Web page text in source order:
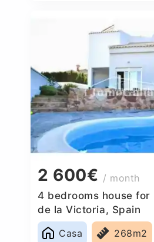
2 600€ / month
4 bedrooms house for
de la Victoria, Spain
Casa
268m2